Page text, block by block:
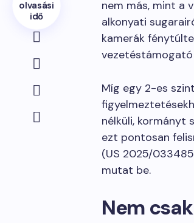
olvasási
idő
nem más, mint a
alkonyati
kamerák
vezetéstámogató
Míg egy 2-es
nélküli, kormányt
ezt pontosan
(US 2025/
mutat be.
Nem